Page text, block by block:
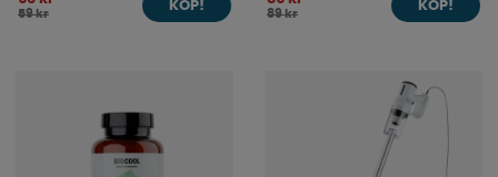
59 kr
KÖP!
89 kr
KÖP!